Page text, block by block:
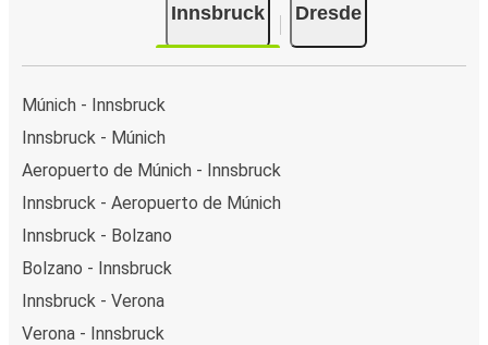
Innsbruck Dresde
Múnich - Innsbruck
Innsbruck - Múnich
Aeropuerto de Múnich - Innsbruck
Innsbruck - Aeropuerto de Múnich
Innsbruck - Bolzano
Bolzano - Innsbruck
Innsbruck - Verona
Verona - Innsbruck